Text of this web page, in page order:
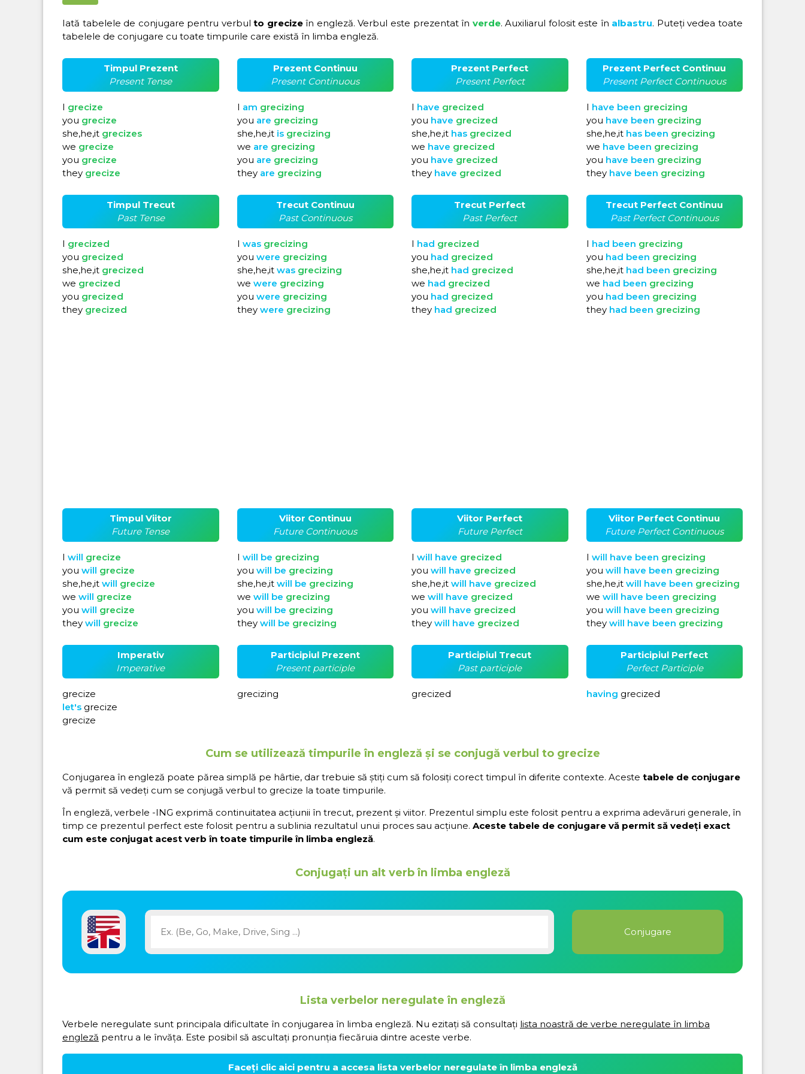
Iată tabelele de conjugare pentru verbulto grecizeîn engleză. Verbul este prezentat în verde. Auxiliarul folosit este în albastru. Puteți vedea toate
tabelele de conjugare cu toate timpurile care există în limba engleză.
Timpul Prezent
Present Tense
I grecize
you grecize
she,he,it grecizes
we grecize
you grecize
they grecize
Prezent Continuu
Present Continuous
I am grecizing
you are grecizing
she,he,it is grecizing
we are grecizing
you are grecizing
they are grecizing
Prezent Perfect
Present Perfect
I have grecized
you have grecized
she,he,it has grecized
we have grecized
you have grecized
they have grecized
Prezent Perfect Continuu
Present Perfect Continuous
I have been grecizing
you have been grecizing
she,he,it has been grecizing
we have been grecizing
you have been grecizing
they have been grecizing
Timpul Trecut
Past Tense
I grecized
you grecized
she,he,it grecized
we grecized
you grecized
they grecized
Trecut Continuu
Past Continuous
I was grecizing
you were grecizing
she,he,it was grecizing
we were grecizing
you were grecizing
they were grecizing
Trecut Perfect
Past Perfect
I had grecized
you had grecized
she,he,it had grecized
we had grecized
you had grecized
they had grecized
Trecut Perfect Continuu
Past Perfect Continuous
I had been grecizing
you had been grecizing
she,he,it had been grecizing
we had been grecizing
you had been grecizing
they had been grecizing
Timpul Viitor
Future Tense
I will grecize
you will grecize
she,he,it will grecize
we will grecize
you will grecize
they will grecize
Viitor Continuu
Future Continuous
I will be grecizing
you will be grecizing
she,he,it will be grecizing
we will be grecizing
you will be grecizing
they will be grecizing
Viitor Perfect
Future Perfect
I will have grecized
you will have grecized
she,he,it will have grecized
we will have grecized
you will have grecized
they will have grecized
Viitor Perfect Continuu
Future Perfect Continuous
I will have been grecizing
you will have been grecizing
she,he,it will have been grecizing
we will have been grecizing
you will have been grecizing
they will have been grecizing
Imperativ
Imperative
grecize
let's grecize
grecize
Participiul Prezent
Present participle
grecizing
Participiul Trecut
Past participle
grecized
Participiul Perfect
Perfect Participle
having grecized
Cum se utilizează timpurile în engleză și se conjugă verbul to grecize
Conjugarea în engleză poate părea simplă pe hârtie, dar trebuie să știți cum să folosiți corect timpul în diferite contexte. Aceste tabele de conjugare
vă permit să vedeți cum se conjugă verbul to grecize la toate timpurile.
În engleză, verbele -ING exprimă continuitatea acțiunii în trecut, prezent și viitor. Prezentul simplu este folosit pentru a exprima adevăruri generale, în
timp ce prezentul perfect este folosit pentru a sublinia rezultatul unui proces sau acțiune. Aceste tabele de conjugare vă permit să vedeți exact
cum este conjugat acest verb în toate timpurile în limba engleză.
Conjugați un alt verb în limba engleză
Lista verbelor neregulate în engleză
Verbele neregulate sunt principala dificultate în conjugarea în limba engleză. Nu ezitați să consultați lista noastră de verbe neregulate în limba
engleză pentru a le învăța. Este posibil să ascultați pronunția fiecăruia dintre aceste verbe.
Faceți clic aici pentru a accesa lista verbelor neregulate în limba engleză